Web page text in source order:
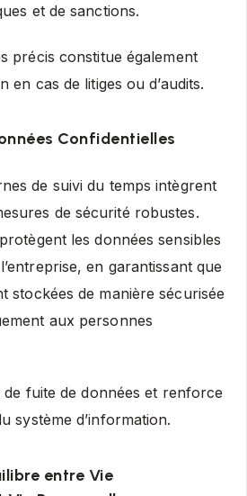
et de sanctions.
précis constitue également
en cas de litiges ou d’audits.
Confidentielles
de suivi du temps intègrent
de sécurité robustes.
les données sensibles
en garantissant que
stockées de manière sécurisée
aux personnes
de fuite de données et renforce
système d’information.
entre Vie